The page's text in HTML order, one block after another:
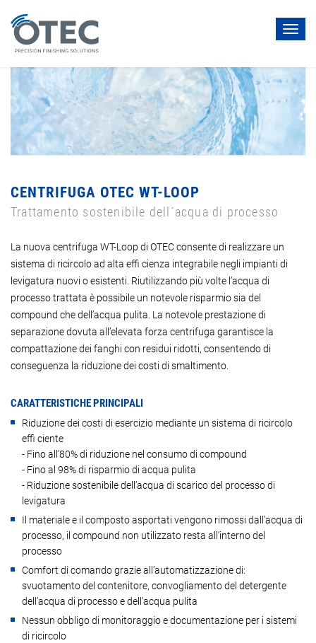
CENTRIFUGA OTEC WT-LOOP
Trattamento sostenibile dell´acqua di processo
La nuova centrifuga WT-Loop di OTEC consente di realizzare un
sistema di ricircolo ad alta effi cienza integrabile negli impianti di
levigatura nuovi o esistenti. Riutilizzando più volte l’acqua di
processo trattata è possibile un notevole risparmio sia del
compound che dell’acqua pulita. La notevole prestazione di
separazione dovuta all’elevata forza centrifuga garantisce la
compattazione dei fanghi con residui ridotti, consentendo di
conseguenza la riduzione dei costi di smaltimento.
CARATTERISTICHE PRINCIPALI
Riduzione dei costi di esercizio mediante un sistema di ricircolo
effi ciente
- Fino all’80% di riduzione nel consumo di compound
- Fino al 98% di risparmio di acqua pulita
- Riduzione sostenibile dell’acqua di scarico del processo di
levigatura
Il materiale e il composto asportati vengono rimossi dall’acqua di
processo, il compound non utilizzato resta all’interno del
processo
Comfort di comando grazie all’automatizzazione di:
svuotamento del contenitore, convogliamento del detergente
dell’acqua di processo e dell’acqua pulita
Nessun obbligo di monitoraggio e documentazione per i sistemi
di ricircolo